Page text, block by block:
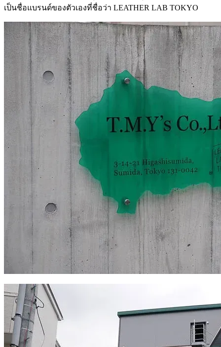
เป็นชื่อแบรนด์ของตัวเองที่ชื่อว่า LEATHER LAB TOKYO